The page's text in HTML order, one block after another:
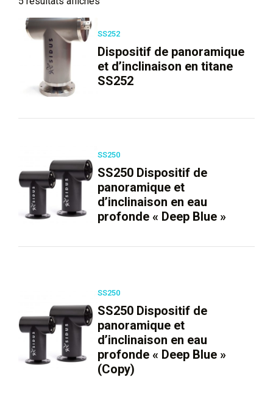
SS252
Dispositif de panoramique
et d’inclinaison en titane
SS252
SS250
SS250 Dispositif de
panoramique et
d’inclinaison en eau
profonde « Deep Blue »
SS250
SS250 Dispositif de
panoramique et
d’inclinaison en eau
profonde « Deep Blue »
(Copy)